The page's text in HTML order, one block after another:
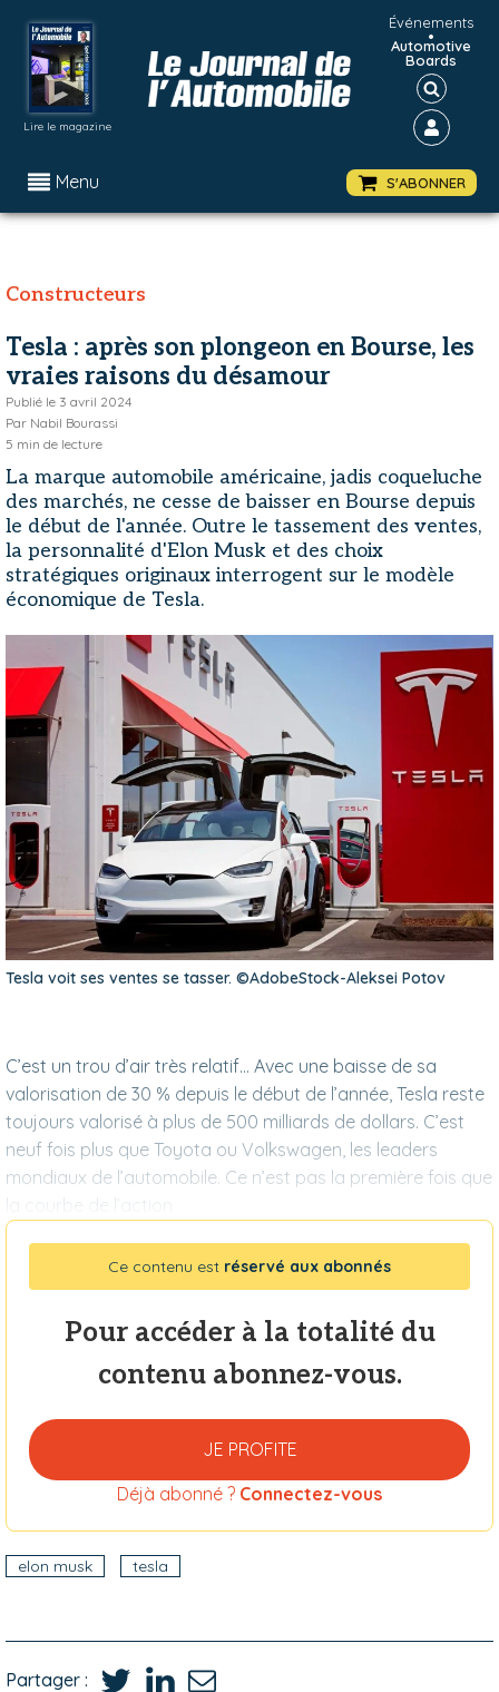
Lire le magazine
Événements
•
Automotive
Boards
Menu S'ABONNER
Constructeurs
Tesla : après son plongeon en Bourse, les
vraies raisons du désamour
Publié le 3 avril 2024
Par Nabil Bourassi
5 min de lecture
La marque automobile américaine, jadis coqueluche
des marchés, ne cesse de baisser en Bourse depuis
le début de l'année. Outre le tassement des ventes,
la personnalité d'Elon Musk et des choix
stratégiques originaux interrogent sur le modèle
économique de Tesla.
Tesla voit ses ventes se tasser. ©AdobeStock-Aleksei Potov
C’est un trou d’air très relatif… Avec une baisse de sa
valorisation de 30 % depuis le début de l’année, Tesla reste
toujours valorisé à plus de 500 milliards de dollars. C’est
neuf fois plus que Toyota ou Volkswagen, les leaders
mondiaux de l’automobile. Ce n’est pas la première fois que
la courbe de l’action
Ce contenu est réservé aux abonnés
Pour accéder à la totalité du
contenu abonnez-vous.
JE PROFITE
Déjà abonné ? Connectez-vous
elon musk tesla
Partager :